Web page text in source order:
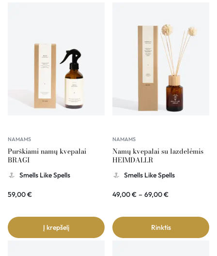
NAMAMS
Purškiami namų kvepalai
BRAGI
Smells Like Spells
59,00€
Į krepšelį
NAMAMS
Namų kvepalai su lazdelėmis
HEIMDALLR
Smells Like Spells
49,00€ – 69,00€
Rinktis